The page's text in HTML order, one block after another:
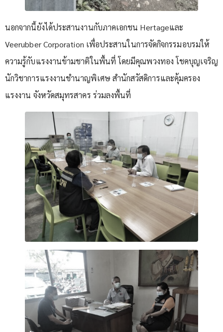
นอกจากนี้ยังได้ประสานงานกับภาคเอกชน Hertageและ
Veerubber Corporation เพื่อประสานในการจัดกิจกรรมอบรมให้
ความรู้กับแรงงานข้ามชาติในพื้นที่ โดยมีคุณพวงทอง โชคบุญเจริญ
นักวิชาการแรงงานชำนาญพิเศษ สำนักสวัสดิการและคุ้มครอง
แรงงาน จังหวัดสมุทรสาคร ร่วมลงพื้นที่